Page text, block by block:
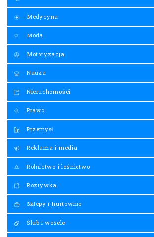
Medycyna
Moda
Motoryzacja
Nauka
Nieruchomości
Prawo
Przemysł
Reklama i media
Rolnictwo i leśnictwo
Rozrywka
Sklepy i hurtownie
Ślub i wesele